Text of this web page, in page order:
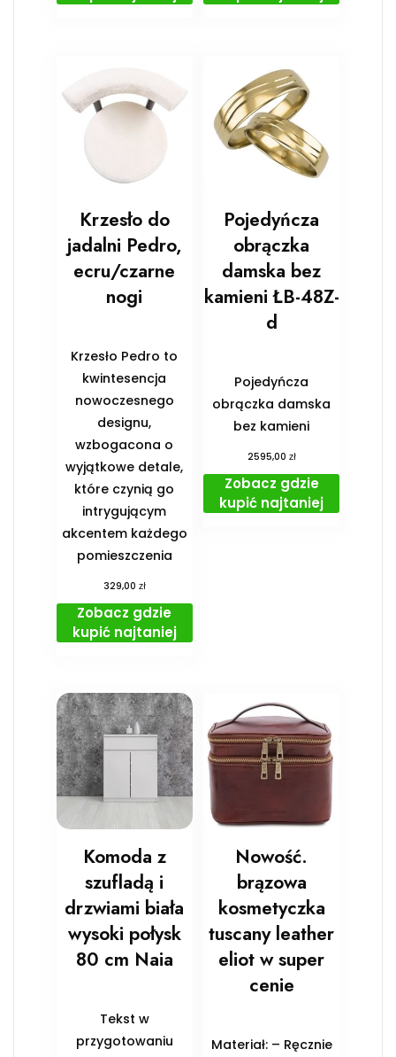
Krzesło do
jadalni Pedro,
ecru/czarne
nogi
Krzesło Pedro to
kwintesencja
nowoczesnego
designu,
wzbogacona o
wyjątkowe detale,
które czynią go
intrygującym
akcentem każdego
pomieszczenia
329,00 zł
Zobacz gdzie
kupić najtaniej
Pojedyńcza
obrączka
damska bez
kamieni ŁB-48Z-
d
Pojedyńcza
obrączka damska
bez kamieni
2595,00 zł
Zobacz gdzie
kupić najtaniej
Komoda z
szufladą i
drzwiami biała
wysoki połysk
80 cm Naia
Tekst w
przygotowaniu
Nowość.
brązowa
kosmetyczka
tuscany leather
eliot w super
cenie
Materiał: – Ręcznie